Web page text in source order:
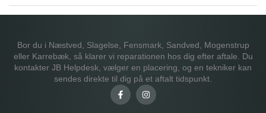
Bor du i Næstved, Slagelse, Fensmark, Sandved, Mogenstrup
eller Karrebæk, så klarer vi reparationen hos dig efter aftale. Du
kontakter JB Helpdesk, vælger en placering, og en tekniker kan
sendes direkte til dig på et aftalt tidspunkt.